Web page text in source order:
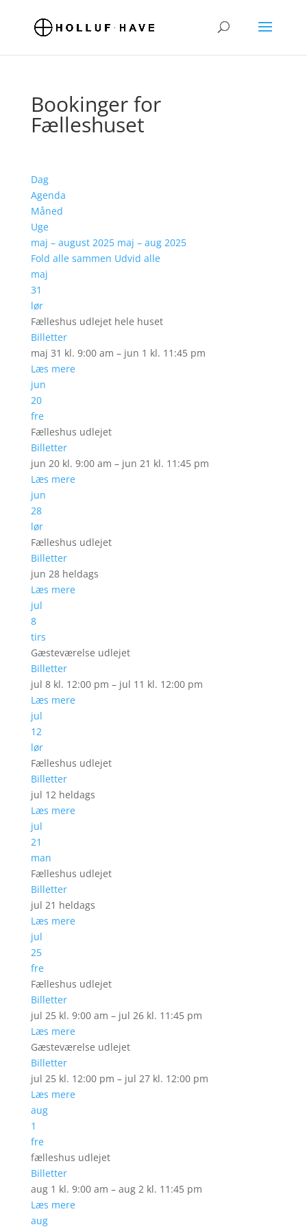
Bookinger for
Fælleshuset
Dag
Agenda
Måned
Uge
maj – august 2025 maj – aug 2025
Fold alle sammen Udvid alle
maj
31
lør
Fælleshus udlejet hele huset
Billetter
maj 31 kl. 9:00 am – jun 1 kl. 11:45 pm
Læs mere
jun
20
fre
Fælleshus udlejet
Billetter
jun 20 kl. 9:00 am – jun 21 kl. 11:45 pm
Læs mere
jun
28
lør
Fælleshus udlejet
Billetter
jun 28 heldags
Læs mere
jul
8
tirs
Gæsteværelse udlejet
Billetter
jul 8 kl. 12:00 pm – jul 11 kl. 12:00 pm
Læs mere
jul
12
lør
Fælleshus udlejet
Billetter
jul 12 heldags
Læs mere
jul
21
man
Fælleshus udlejet
Billetter
jul 21 heldags
Læs mere
jul
25
fre
Fælleshus udlejet
Billetter
jul 25 kl. 9:00 am – jul 26 kl. 11:45 pm
Læs mere
Gæsteværelse udlejet
Billetter
jul 25 kl. 12:00 pm – jul 27 kl. 12:00 pm
Læs mere
aug
1
fre
fælleshus udlejet
Billetter
aug 1 kl. 9:00 am – aug 2 kl. 11:45 pm
Læs mere
aug